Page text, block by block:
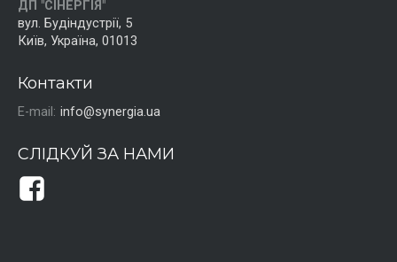
ДП "СІНЕРГІЯ"
вул. Будіндустрії, 5
Київ, Україна, 01013
Контакти
E-mail: info@synergia.ua
СЛІДКУЙ ЗА НАМИ